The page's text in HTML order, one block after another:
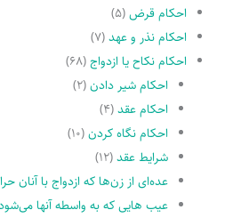
احکام قرض(۵)
احکام نذر و عهد(۷)
احکام نکاح یا ازدواج(۶۸)
احکام شیر دادن(۲)
احکام عقد(۴)
احکام نگاه کردن(۱۰)
شرایط عقد(۱۲)
عده‌اى از زن‌ها که ازدواج با آنان
عیب هایى که به واسطه آنها